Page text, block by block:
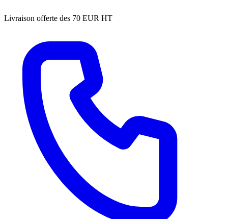
Livraison offerte des 70 EUR HT